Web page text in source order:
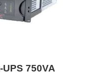
750VA